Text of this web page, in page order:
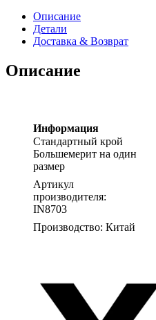
Описание
Детали
Доставка & Возврат
Описание
Информация
Стандартный крой
Большемерит на один
размер
Артикул
производителя:
IN8703
Производство: Китай